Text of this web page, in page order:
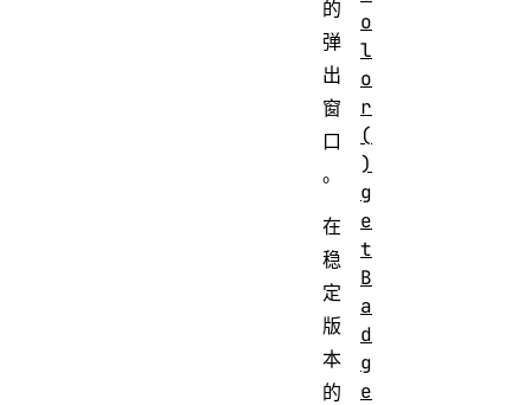
的
弹
出
窗
口
。
在
稳
定
版
本
的
o
l
o
r
(
)
g
e
t
B
a
d
g
e